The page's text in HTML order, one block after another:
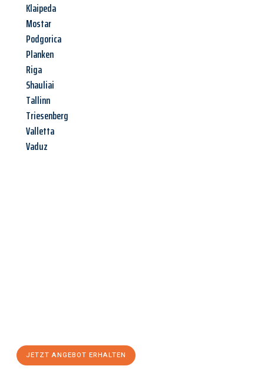
Klaipeda
Mostar
Podgorica
Planken
Riga
Shauliai
Tallinn
Triesenberg
Valletta
Vaduz
JETZT ANGEBOT ERHALTEN